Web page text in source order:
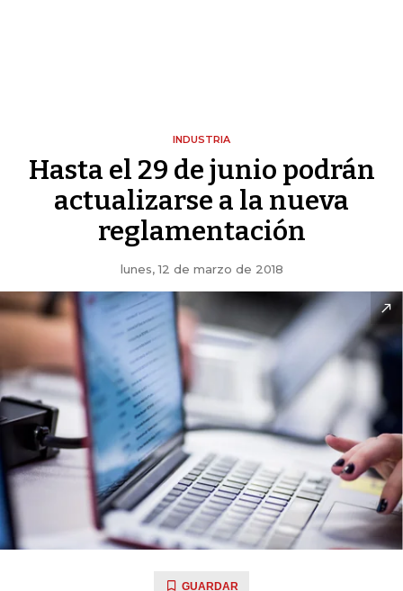
INDUSTRIA
Hasta el 29 de junio podrán
actualizarse a la nueva
reglamentación
lunes, 12 de marzo de 2018
GUARDAR